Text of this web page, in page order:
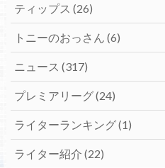
ティップス (26)
トニーのおっさん (6)
ニュース (317)
プレミアリーグ(24)
ライターランキング(1)
ライター紹介 (22)